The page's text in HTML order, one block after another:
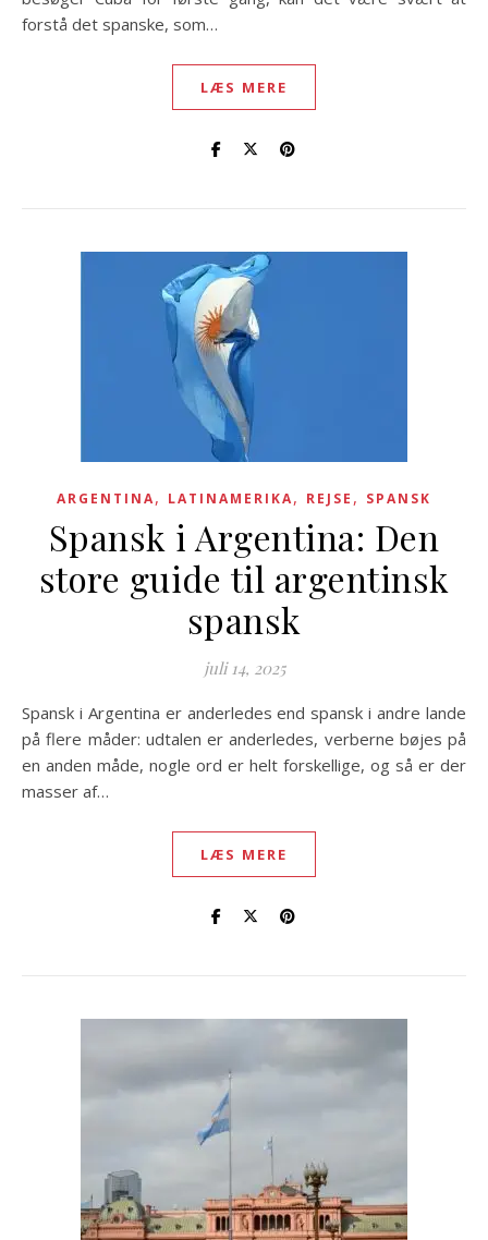
forstå det spanske, som…
LÆS MERE
ARGENTINA, LATINAMERIKA, REJSE , SPANSK
Spansk i Argentina: Den
store guide til argentinsk
spansk
juli 14, 2025
Spansk i Argentina er anderledes end spansk i andre lande
på flere måder: udtalen er anderledes, verberne bøjes på
en anden måde, nogle ord er helt forskellige, og så er der
masser af…
LÆS MERE